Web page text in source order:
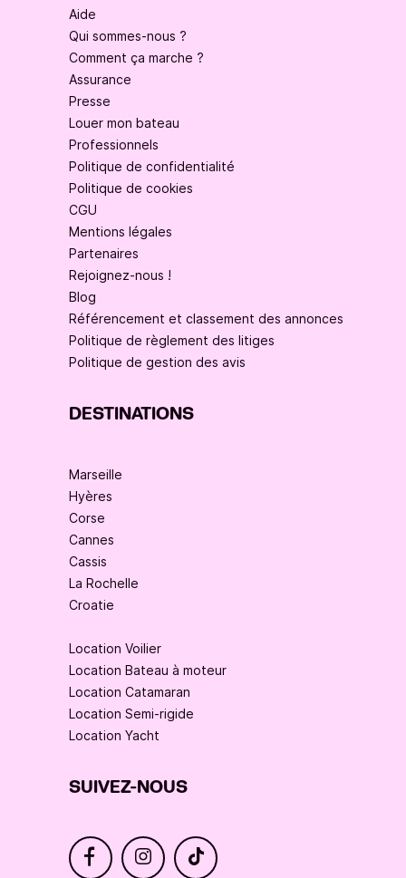
Aide
Qui sommes-nous ?
Comment ça marche ?
Assurance
Presse
Louer mon bateau
Professionnels
Politique de confidentialité
Politique de cookies
CGU
Mentions légales
Partenaires
Rejoignez-nous !
Blog
Référencement et classement des annonces
Politique de règlement des litiges
Politique de gestion des avis
DESTINATIONS
Marseille
Hyères
Corse
Cannes
Cassis
La Rochelle
Croatie
Location Voilier
Location Bateau à moteur
Location Catamaran
Location Semi-rigide
Location Yacht
SUIVEZ-NOUS